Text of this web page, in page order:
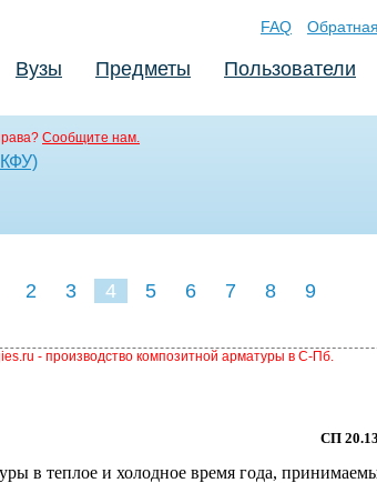
FAQ
Вузы Предметы Пользователи
Сообщите нам.
2 3 4 5 6 7 8 9
- производство композитной арматуры в С-Пб.
СП
в теплое и холодное время года,